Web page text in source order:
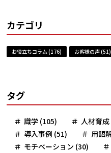
カテゴリ
お役立ちコラム (176) お客様の声 (51)
タグ
識学 (105) 人材育
導入事例 (51)
用語
モチベーション (30)